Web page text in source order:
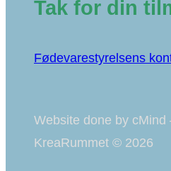
Tak for din
Fødevarestyrelsens
Website done by cMind
KreaRummet © 2026